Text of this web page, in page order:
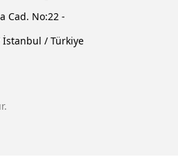
Cad. No:22 -
İstanbul / Türkiye